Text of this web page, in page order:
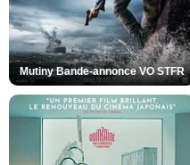
Mutiny Bande-annonce VO STFR